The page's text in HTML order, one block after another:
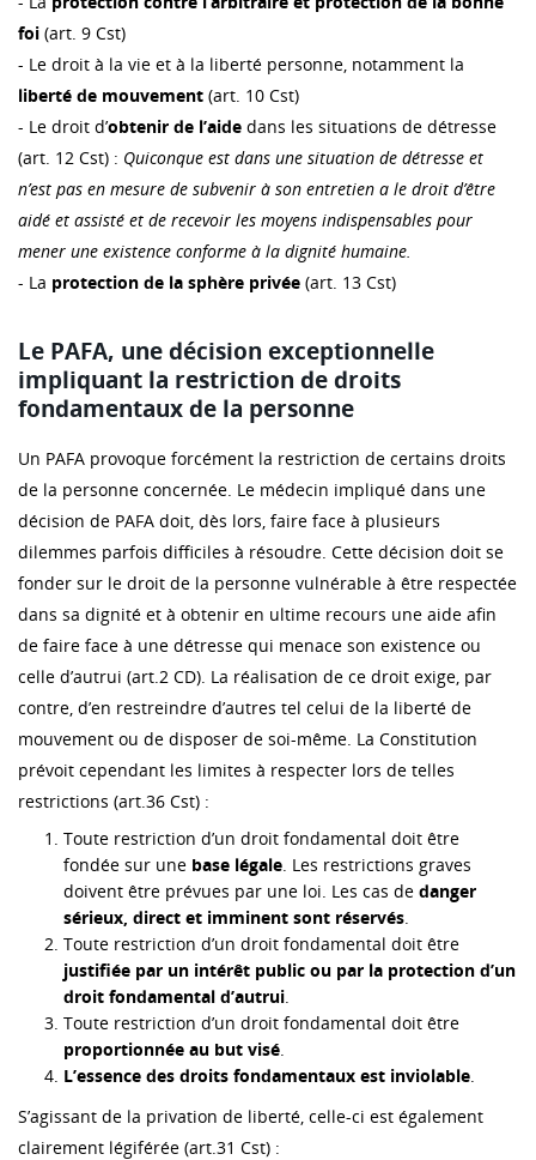
foi (art. 9 Cst)
- Le droit à la vie et à la liberté personne, notamment la
liberté de mouvement (art. 10 Cst)
- Le droit d’obtenir de l’aide dans les situations de détresse
(art. 12 Cst) : Quiconque est dans une situation de détresse et
n’est pas en mesure de subvenir à son entretien a le droit d’être
aidé et assisté et de recevoir les moyens indispensables pour
mener une existence conforme à la dignité humaine.
- La protection de la sphère privée (art. 13 Cst)
Le PAFA, une décision exceptionnelle
impliquant la restriction de droits
fondamentaux de la personne
Un PAFA provoque forcément la restriction de certains droits
de la personne concernée. Le médecin impliqué dans une
décision de PAFA doit, dès lors, faire face à plusieurs
dilemmes parfois difficiles à résoudre. Cette décision doit se
fonder sur le droit de la personne vulnérable à être respectée
dans sa dignité et à obtenir en ultime recours une aide afin
de faire face à une détresse qui menace son existence ou
celle d’autrui (art.2 CD). La réalisation de ce droit exige, par
contre, d’en restreindre d’autres tel celui de la liberté de
mouvement ou de disposer de soi-même. La Constitution
prévoit cependant les limites à respecter lors de telles
restrictions (art.36 Cst) :
Toute restriction d’un droit fondamental doit être
fondée sur une base légale. Les restrictions graves
doivent être prévues par une loi. Les cas de danger
sérieux, direct et imminent sont réservés.
Toute restriction d’un droit fondamental doit être
justifiée par un intérêt public ou par la protection d’un
droit fondamental d’autrui.
Toute restriction d’un droit fondamental doit être
proportionnée au but visé.
L’essence des droits fondamentaux est inviolable.
S’agissant de la privation de liberté, celle-ci est également
clairement légiférée (art.31 Cst) :